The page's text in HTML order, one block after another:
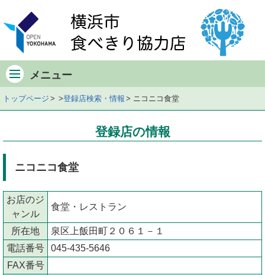
イ
ニ
ュ
店
舗
図
メニュー
トップページ 登録店検索・情報 ニコニコ食堂
登録店の情報
ニコニコ食堂
お店のジ
ャンル
食堂・レストラン
所在地
泉区上飯田町２０６１－１
電話番号
045-435-5646
FAX番号